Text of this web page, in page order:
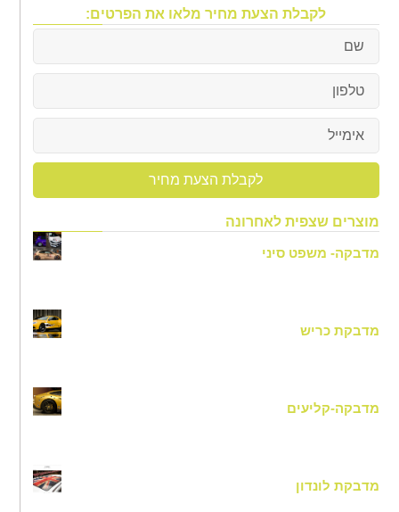
לקבלת הצעת מחיר מלאו את הפרטים:
לקבלת הצעת מחיר
מוצרים שצפית לאחרונה
מדבקה- משפט סיני
מדבקת כריש
מדבקה-קליעים
מדבקת לונדון